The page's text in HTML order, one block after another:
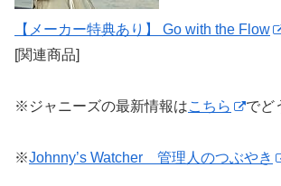
【メーカー特典あり】 Go with the Flow
[関連商品]
※ジャニーズの最新情報はこちら でど
※Johnny’s Watcher 管理人のつぶやき